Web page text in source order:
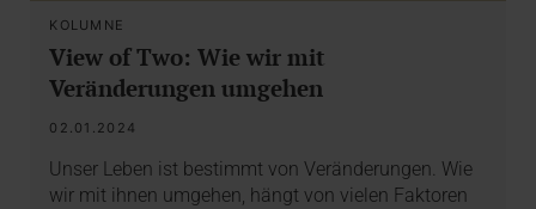
KOLUMNE
View of Two: Wie wir mit
Veränderungen umgehen
02.01.2024
Unser Leben ist bestimmt von Veränderungen. Wie
wir mit ihnen umgehen, hängt von vielen Faktoren